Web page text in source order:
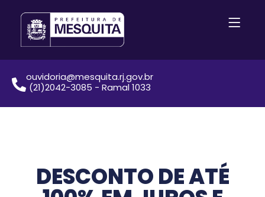
ouvidoria@mesquita.rj.gov.br
(21)2042-3085 - Ramal 1033
DESCONTO DE ATÉ